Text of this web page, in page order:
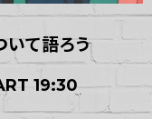
いて語ろう
19:30